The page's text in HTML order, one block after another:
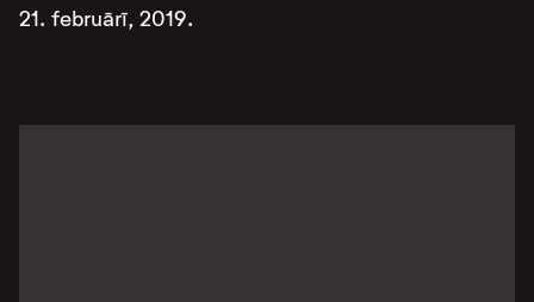
21. februārī, 2019.